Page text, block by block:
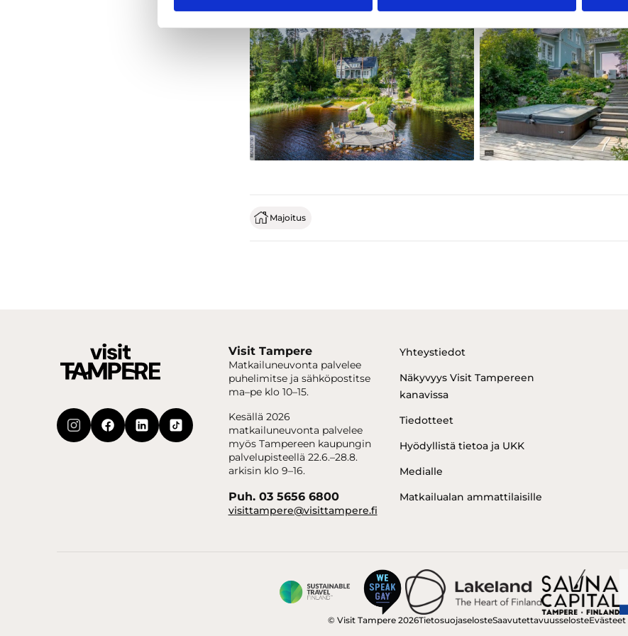
Majoitus
Visit Tampere
Matkailuneuvonta palvelee
puhelimitse ja sähköpostitse
ma–pe klo 10–15.
Kesällä 2026
matkailuneuvonta palvelee
myös Tampereen kaupungin
palvelupisteellä 22.6.–28.8.
arkisin klo 9–16.
Puh. 03 5656 6800
visittampere@visittampere.fi
Yhteystiedot
Näkyvyys Visit Tampereen
kanavissa
Tiedotteet
Hyödyllistä tietoa ja UKK
Medialle
Matkailualan ammattilaisille
© Visit Tampere 2026TietosuojaselosteSaavutettavuusselosteEvästeet